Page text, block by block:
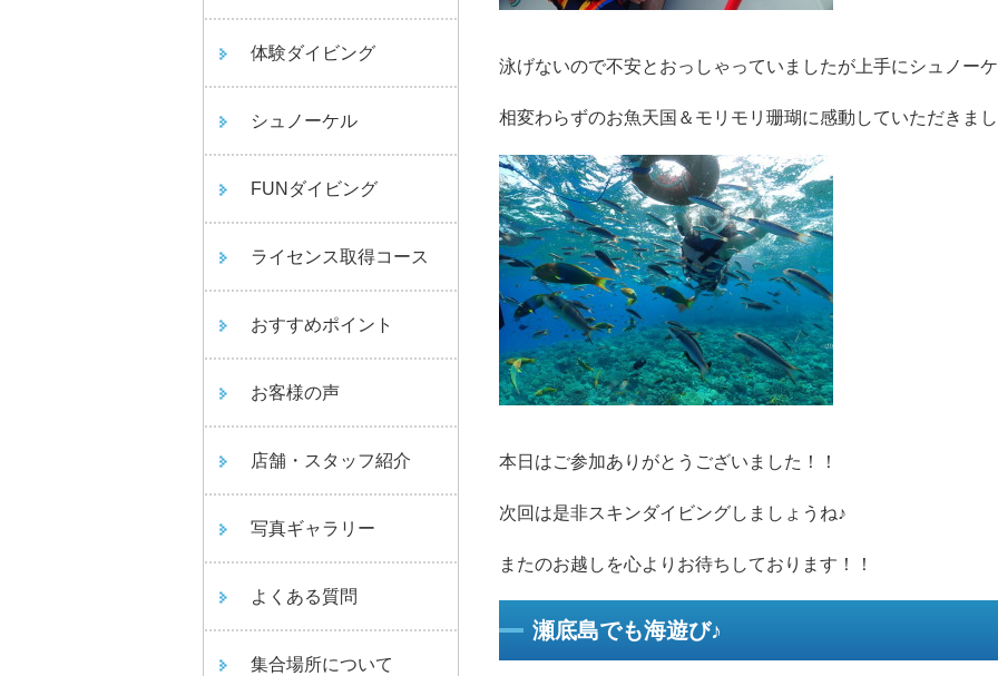
体験ダイビング
シュノーケル
FUNダイビング
ライセンス取得コース
おすすめポイント
お客様の声
店舗・スタッフ紹介
写真ギャラリー
よくある質問
集合場所について
泳げないので不安とおっしゃっていましたが上手にシュノーケ
相変わらずのお魚天国＆モリモリ珊瑚に感動していただきま
本日はご参加ありがとうございました！！
次回は是非スキンダイビングしましょうね♪
またのお越しを心よりお待ちしております！！
瀬底島でも海遊び♪